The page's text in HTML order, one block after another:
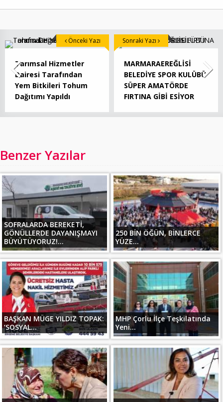
Tarımsal Hizmetler
Dairesi Tarafından
Yem Bitkileri Tohum
Dağıtımı Yapıldı
Önceki Yazı
MARMARAEREĞLİSİ
BELEDİYE SPOR KULÜBÜ
SÜPER AMATÖRDE
FIRTINA GİBİ ESİYOR
Sonraki Yazı
Benzer Yazılar
SOFRALARDA BEREKETİ,
GÖNÜLLERDE DAYANIŞMAYI
BÜYÜTÜYORUZ!...
250 BİN ÖĞÜN, BİNLERCE
YÜZE...
BAŞKAN MÜGE YILDIZ TOPAK:
‘SOSYAL...
MHP Çorlu İlçe Teşkilatında
Yeni...